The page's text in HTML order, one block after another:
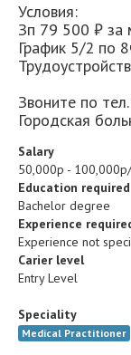
Условия:
Зп 79 500 ₽ за
График 5/2 по
Звоните по
Городская
Salary
50,000р -
Education required
Bachelor degree
Experience
Experience not
Carier level
Entry Level
Speciality
Medical Practitioner